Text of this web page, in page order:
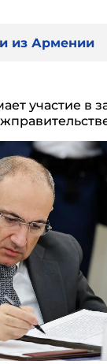
из Армении
участие в